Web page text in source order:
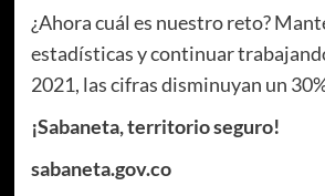
¿Ahora cuál es nuestro reto?
estadísticas y continuar
2021, las cifras disminuyan un
¡Sabaneta, territorio seguro!
sabaneta.gov.co